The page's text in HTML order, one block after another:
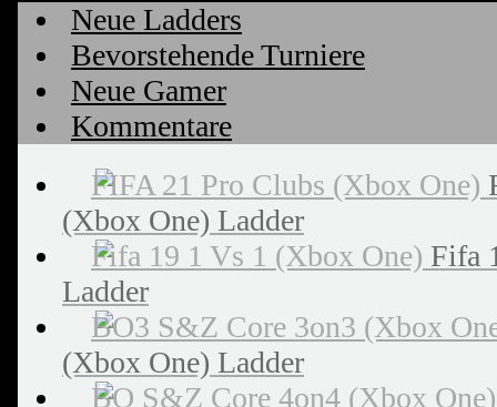
Neue Ladders
Bevorstehende Turniere
Neue Gamer
Kommentare
(Xbox One) Ladder
Fifa
Ladder
(Xbox One) Ladder